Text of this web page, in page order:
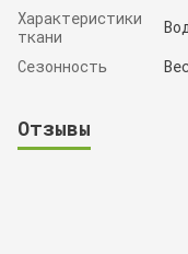
Характеристики
ткани
Сезонность
Отзывы